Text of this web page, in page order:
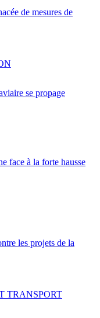
de mesures de
se propage
face à la forte hausse
les projets de la
TRANSPORT